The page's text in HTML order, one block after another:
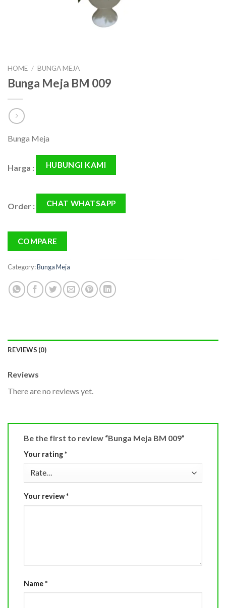
HOME / BUNGA MEJA
Bunga Meja BM 009
Bunga Meja
Harga : HUBUNGI KAMI
Order : CHAT WHATSAPP
COMPARE
Category:Bunga Meja
REVIEWS (0)
Reviews
There are no reviews yet.
Be the first to review “Bunga Meja BM 009”
Your rating*
Your review*
Name*